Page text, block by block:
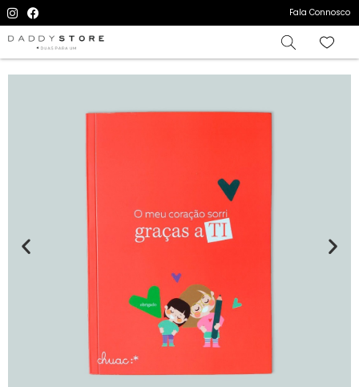
Fala Connosco